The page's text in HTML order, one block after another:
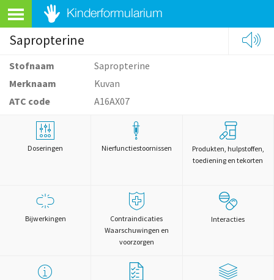
Sapropterine
Stofnaam
Sapropterine
Merknaam
Kuvan
ATC code
A16AX07
Doseringen Nierfunctiestoornissen
Produkten, hulpstoffen,
toediening en tekorten
Bijwerkingen
Contraindicaties
Waarschuwingen en
voorzorgen
Interacties